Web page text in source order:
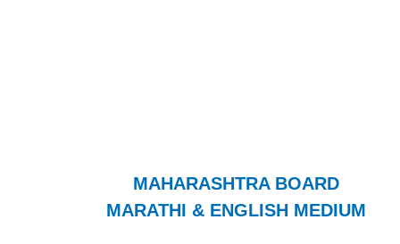
MAHARASHTRA BOARD
MARATHI & ENGLISH MEDIUM